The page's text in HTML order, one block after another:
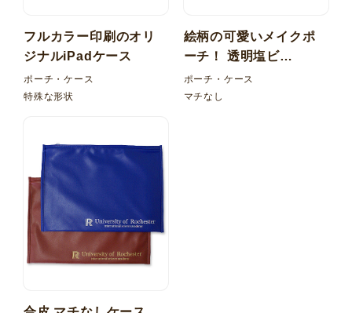
フルカラー印刷のオリ
ジナルiPadケース
ポーチ・ケース
特殊な形状
絵柄の可愛いメイクポ
ーチ！ 透明塩ビ
（PVC） 平袋ケース
ポーチ・ケース
マチなし